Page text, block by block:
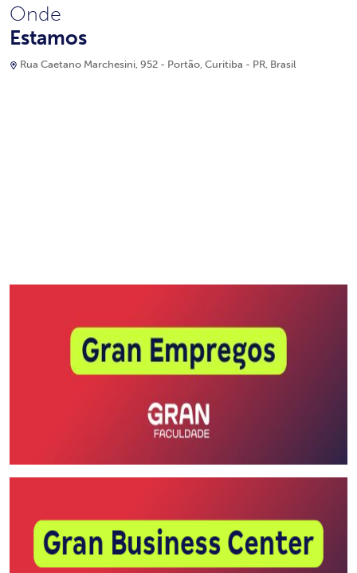
Onde
Estamos
Rua Caetano Marchesini, 952 - Portão, Curitiba - PR, Brasil